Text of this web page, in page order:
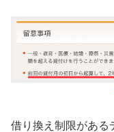
借り換え制限がある